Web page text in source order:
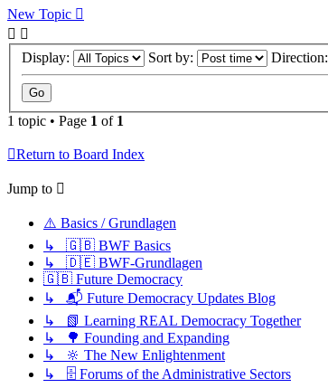
New Topic
Display: Sort by: Direction:
1 topic • Page 1 of 1
Return to Board Index
Jump to
⚠️ Basics / Grundlagen
↳ 🇬🇧 BWF Basics
↳ 🇩🇪 BWF-Grundlagen
🇬🇧 Future Democracy
↳ 📬 Future Democracy Updates Blog
↳ 📗 Learning REAL Democracy Together
↳ 🌳 Founding and Expanding
↳ 🔆 The New Enlightenment
↳ 🗄️ Forums of the Administrative Sectors